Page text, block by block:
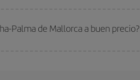
Palma de Mallorca a buen precio?